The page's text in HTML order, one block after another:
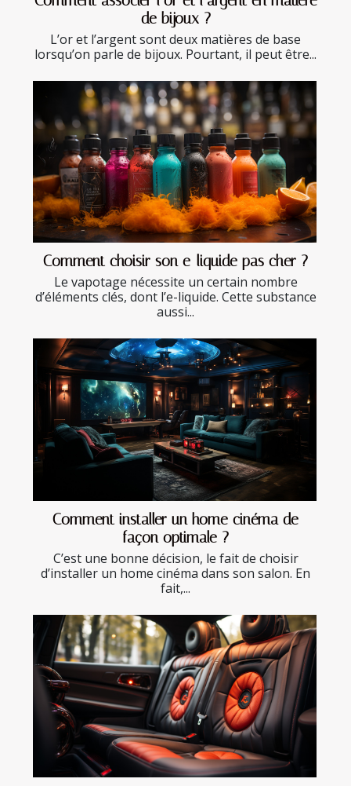
de bijoux ?
L’or et l’argent sont deux matières de base
lorsqu’on parle de bijoux. Pourtant, il peut être...
Comment choisir son e-liquide pas cher ?
Le vapotage nécessite un certain nombre
d’éléments clés, dont l’e-liquide. Cette substance
aussi...
Comment installer un home cinéma de
façon optimale ?
C’est une bonne décision, le fait de choisir
d’installer un home cinéma dans son salon. En
fait,...